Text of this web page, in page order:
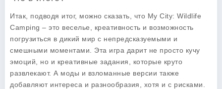
Итак, подводя итог, можно сказать, что My City: Wildlife
Camping – это веселье, креативность и возможность
погрузиться в дикий мир с непредсказуемыми и
смешными моментами. Эта игра дарит не просто кучу
эмоций, но и креативные задания, которые круто
развлекают. А моды и взломанные версии также
добавляют интереса и разнообразия, хотя и с рисками.